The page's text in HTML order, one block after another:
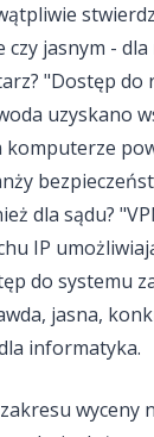
czy jasnym -
"Dostęp do
uzyskano
dla sądu?
IP
do systemu
jasna,
informatyka.
wyceny